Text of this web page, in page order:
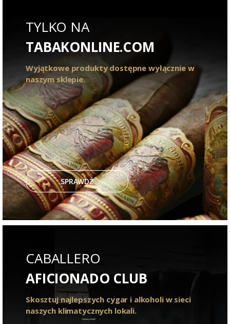
TYLKO NA
TABAKONLINE.COM
Wyjątkowe produkty dostępne wyłącznie w
naszym sklepie.
SPRAWDŹ
CABALLERO
AFICIONADO CLUB
Skosztuj najlepszych cygar i alkoholi w sieci
naszych klimatycznych lokali.